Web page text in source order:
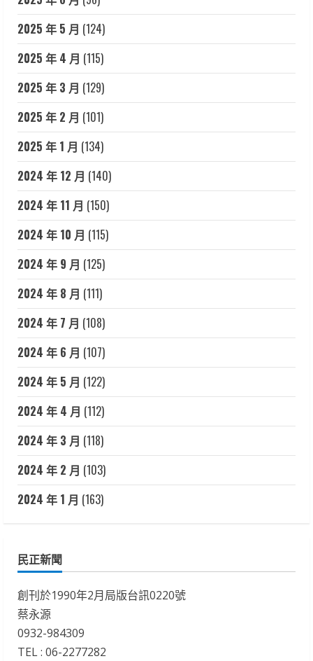
2025 年 5 月 (124)
2025 年 4 月 (115)
2025 年 3 月 (129)
2025 年 2 月 (101)
2025 年 1 月 (134)
2024 年 12 月 (140)
2024 年 11 月 (150)
2024 年 10 月 (115)
2024 年 9 月 (125)
2024 年 8 月 (111)
2024 年 7 月 (108)
2024 年 6 月 (107)
2024 年 5 月 (122)
2024 年 4 月 (112)
2024 年 3 月 (118)
2024 年 2 月 (103)
2024 年 1 月 (163)
民正新聞
創刊於1990年2月局版台訊0220號
蔡永源
0932-984309
TEL : 06-2277282